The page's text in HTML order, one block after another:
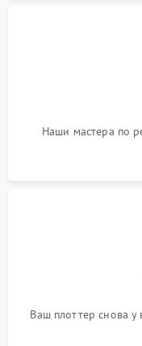
Наши мастера по
Ваш плоттер снова у